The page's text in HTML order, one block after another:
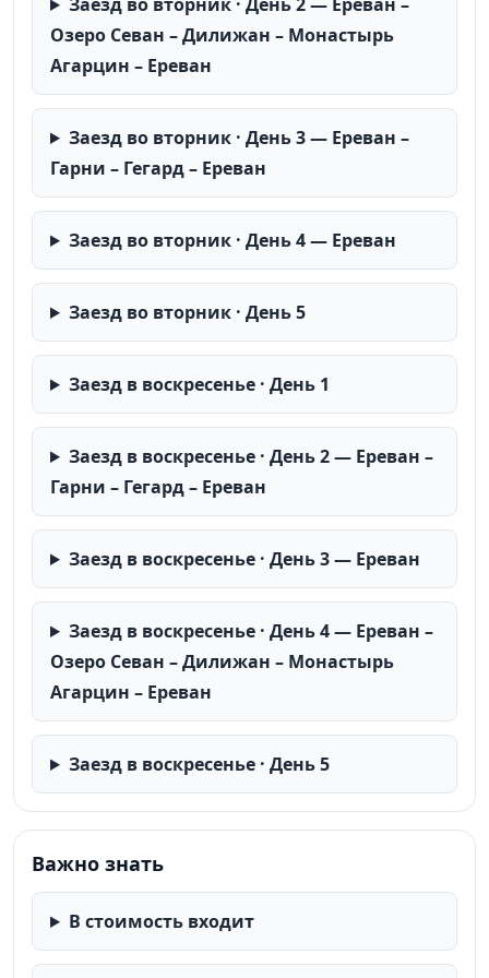
Озеро Севан – Дилижан – Монастырь
Агарцин – Ереван
Заезд во вторник · День 3 — Ереван –
Гарни – Гегард – Ереван
Заезд во вторник · День 4 — Ереван
Заезд во вторник · День 5
Заезд в воскресенье · День 1
Заезд в воскресенье · День 2 — Ереван –
Гарни – Гегард – Ереван
Заезд в воскресенье · День 3 — Ереван
Заезд в воскресенье · День 4 — Ереван –
Озеро Севан – Дилижан – Монастырь
Агарцин – Ереван
Заезд в воскресенье · День 5
Важно знать
В стоимость входит